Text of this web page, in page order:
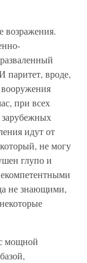
возражения.
паритет, вроде,
при всех
идут от
не могу
глупо и
не знающими,
мощной